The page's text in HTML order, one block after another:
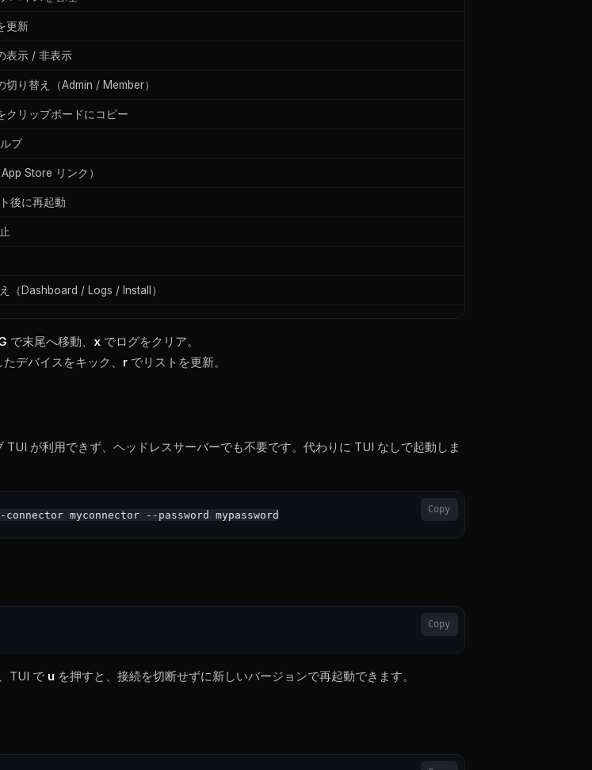
更新
表示 / 非表示
切り替え（Admin / Member）
クリップボードにコピー
プ
Store リンク）
後に再起動
（Dashboard / Logs / Install）
で末尾へ移動、 x でログをクリア。
デバイスをキック、 r でリストを更新。
が利用できず、ヘッドレスサーバーでも不要です。代わりに TUI なしで起動しま
Copy
Copy
TUI で u を押すと、接続を切断せずに新しいバージョンで再起動できます。